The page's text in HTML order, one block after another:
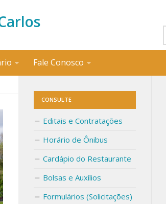
Fale Conosco
CONSULTE
Editais e Contratações
Horário de Ônibus
Cardápio do Restaurante
Bolsas e Auxílios
Formulários (Solicitações)